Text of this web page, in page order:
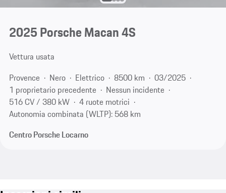
2025 Porsche Macan 4S
Vettura usata
Provence
Nero Elettrico 8500 km
03/2025
1 proprietario precedente
Nessun incidente
516 CV / 380 kW
4 ruote motrici
Autonomia combinata (WLTP): 568 km
Centro Porsche Locarno